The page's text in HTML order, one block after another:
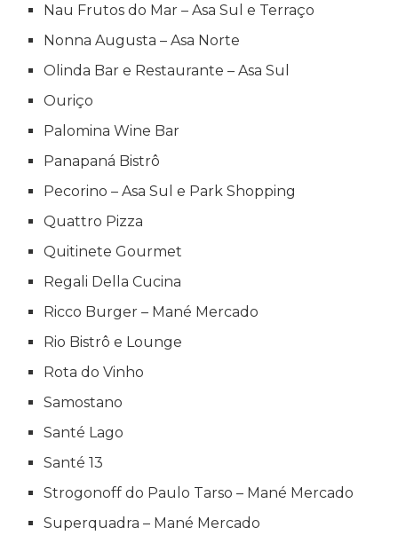
Nau Frutos do Mar – Asa Sul e Terraço
Nonna Augusta – Asa Norte
Olinda Bar e Restaurante – Asa Sul
Ouriço
Palomina Wine Bar
Panapaná Bistrô
Pecorino – Asa Sul e Park Shopping
Quattro Pizza
Quitinete Gourmet
Regali Della Cucina
Ricco Burger – Mané Mercado
Rio Bistrô e Lounge
Rota do Vinho
Samostano
Santé Lago
Santé 13
Strogonoff do Paulo Tarso – Mané Mercado
Superquadra – Mané Mercado